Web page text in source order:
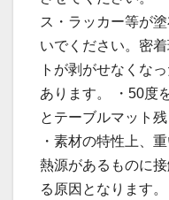
ス・ラッカー等が
いでください。密
トが剥がせなくな
あります。 ・50度
とテーブルマット
・素材の特性上、
熱源があるものに
る原因となります